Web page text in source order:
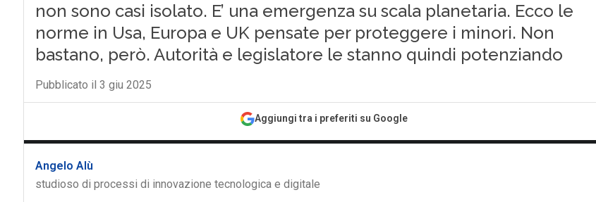
non sono casi isolato. E’ una emergenza su scala planetaria. Ecco le
norme in Usa, Europa e UK pensate per proteggere i minori. Non
bastano, però. Autorità e legislatore le stanno quindi potenziando
Pubblicato il 3 giu 2025
Aggiungi tra i preferiti su Google
Angelo Alù
studioso di processi di innovazione tecnologica e digitale